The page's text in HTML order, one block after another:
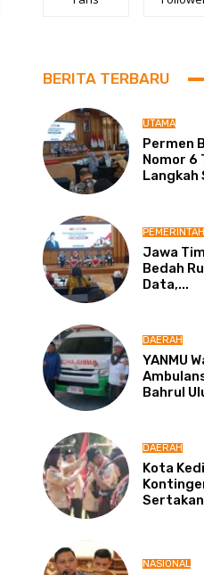
BERITA TERBARU
UTAMA
Permen
Nomor 6
Langkah
Jawa
Bedah
Data,...
DAERAH
YANMU
Bahrul
DAERAH
Kota
NASIONAL